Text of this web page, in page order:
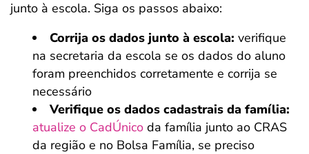
junto à escola. Siga os passos abaixo:
Corrija os dados junto à escola: verifique
na secretaria da escola se os dados do aluno
foram preenchidos corretamente e corrija se
necessário
Verifique os dados cadastrais da família:
atualize o CadÚnico da família junto ao CRAS
da região e no Bolsa Família, se preciso